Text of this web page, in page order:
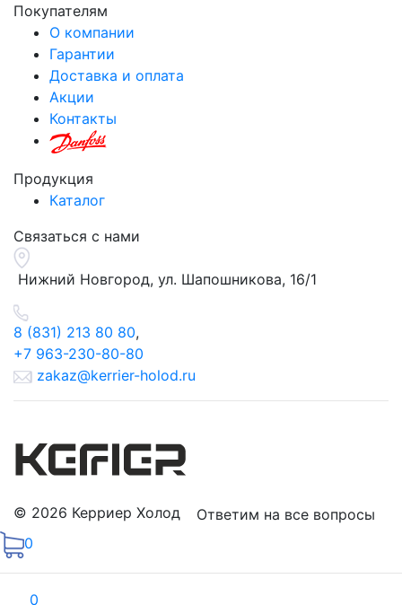
Покупателям
О компании
Гарантии
Доставка и оплата
Акции
Контакты
Продукция
Каталог
Связаться с нами
Нижний Новгород, ул. Шапошникова, 16/1
8 (831) 213 80 80,
+7 963-230-80-80
zakaz@kerrier-holod.ru
© 2026 Керриер Холод
Ответим на все вопросы
0
0